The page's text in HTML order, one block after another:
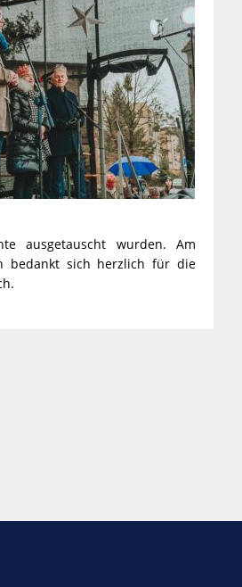
ausgetauscht wurden. Am
bedankt sich herzlich für die